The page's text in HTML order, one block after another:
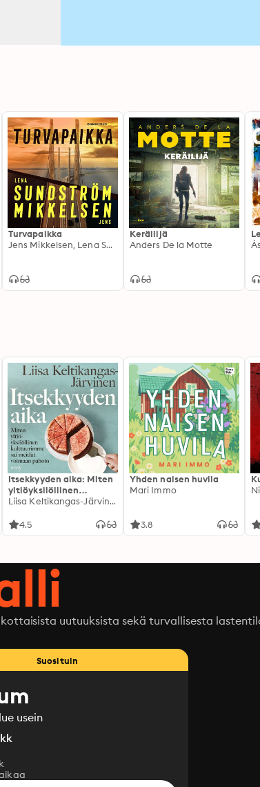
Turvapaikka
Jens Mikkelsen, Lena Sundström
Keräilijä
Anders De la Motte
Itsekkyyden aika: Miten
yltiöyksilöllinen
kulttuurimme sai
Liisa Keltikangas-Järvinen
4.5
Yhden naisen huvila
Mari Immo
3.8
uutuuksista sekä turvallisesta
Suosituin
usein